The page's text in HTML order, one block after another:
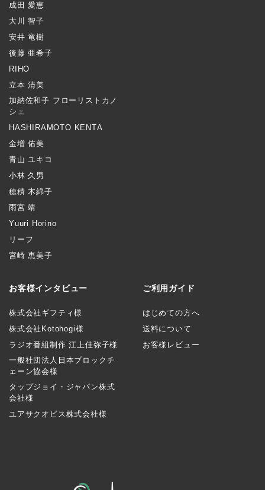
成田 愛恵
大川 智子
安井 竜樹
後藤 亜希子
RIHO
立本 清美
加納佐和子 フローリストカノ
シェ
HASHIRAMOTO KENTA
金増 佑美
青山 ユキコ
小林 久男
穂積 木綿子
雨宮 靖
Yuuri Horino
リーフ
宮崎 恵美子
お客様インタビュー
株式会社ギフティ様
株式会社Kotohogi様
ラジオ番組制作 江上佳弥子様
一般社団法人日本ブロックチ
ェーン協会様
タップジョイ・ジャパン株式
会社様
ユアサクオビス株式会社様
ご利用ガイド
はじめての方へ
送料について
お客様レビュー